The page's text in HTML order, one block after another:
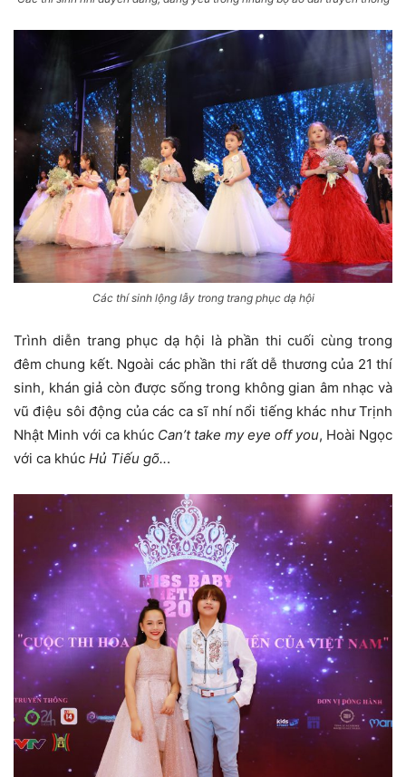
Các thí sinh lộng lẫy trong trang phục dạ hội
Trình diễn trang phục dạ hội là phần thi cuối cùng trong
đêm chung kết. Ngoài các phần thi rất dễ thương của 21 thí
sinh, khán giả còn được sống trong không gian âm nhạc và
vũ điệu sôi động của các ca sĩ nhí nổi tiếng khác như Trịnh
Nhật Minh với ca khúc Can’t take my eye off you, Hoài Ngọc
với ca khúc Hủ Tiếu gõ...